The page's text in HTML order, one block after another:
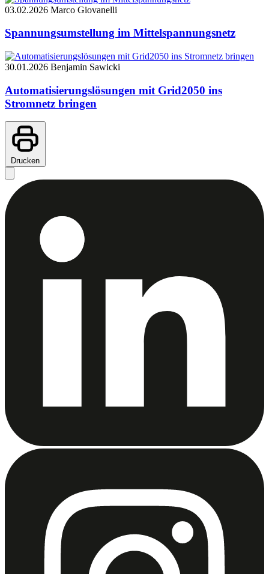
03.02.2026 Marco Giovanelli
Spannungsumstellung im Mittelspannungsnetz
30.01.2026 Benjamin Sawicki
Automatisierungslösungen mit Grid2050 ins
Stromnetz bringen
Drucken